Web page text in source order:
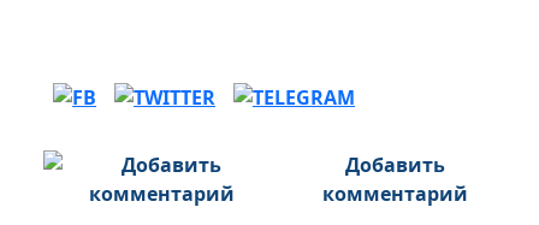
Добавить
комментарий